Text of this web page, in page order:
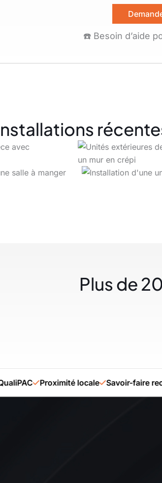
☎️ Besoin d’aide
Plus de
Proximité locale Savoir-faire